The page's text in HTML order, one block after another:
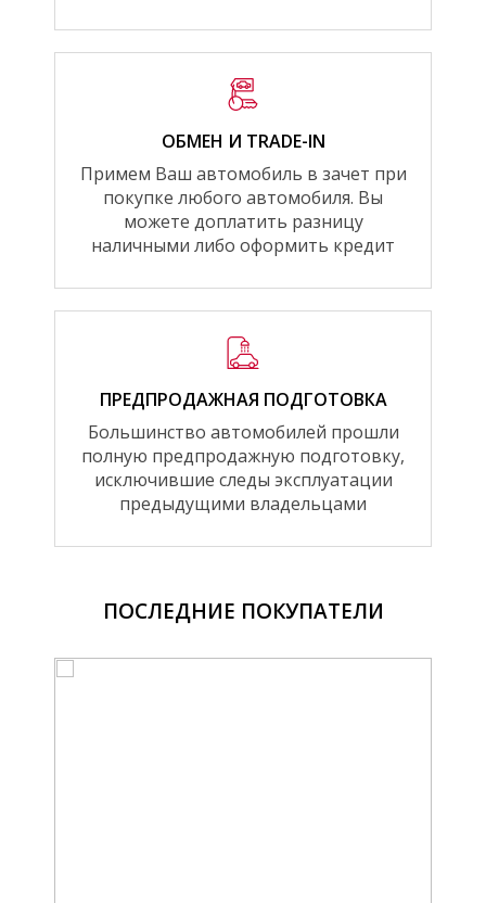
ОБМЕН И TRADE-IN
Примем Ваш автомобиль в зачет при
покупке любого автомобиля. Вы
можете доплатить разницу
наличными либо оформить кредит
ПРЕДПРОДАЖНАЯ ПОДГОТОВКА
Большинство автомобилей прошли
полную предпродажную подготовку,
исключившие следы эксплуатации
предыдущими владельцами
ПОСЛЕДНИЕ ПОКУПАТЕЛИ